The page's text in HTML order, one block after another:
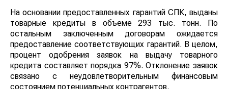
На основании предоставленных гарантий СПК, выданы
товарные кредиты в объеме 293 тыс. тонн. По
остальным заключенным договорам ожидается
предоставление соответствующих гарантий. В целом,
процент одобрения заявок на выдачу товарного
кредита составляет порядка 97%. Отклонение заявок
связано с неудовлетворительным финансовым
состоянием потенциальных контрагентов.